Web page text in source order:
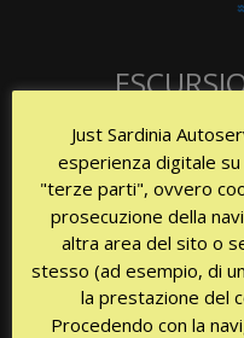
Organizzare escursioni
Just Sardinia
esperienza digitale
"terze parti", ovvero
prosecuzione della
altra area del sito o
stesso (ad esempio, di
la prestazione del
Procedendo con la